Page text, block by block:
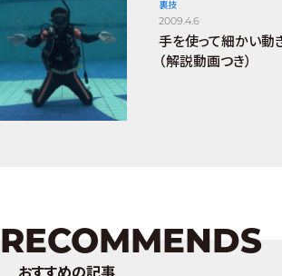
裏技
2009.4.6
手を使って細かい動
（解説動画つき）
RECOMMENDS
おすすめの記事